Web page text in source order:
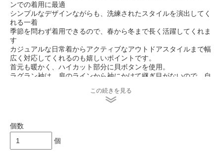
ンでの着用に最適
シンプルなデザインながらも、洗練されたスタイルを演出してく
れる一着
季節を問わず着用できるので、春から冬まで長く活躍してくれま
す
カジュアルな日常着からアクティブなアウトドアスタイルまで幅
広く対応してくれるのも嬉しいポイントです。
首元も暖かく、ハイカット部分に貝ボタンを使用。
ラグラン袖は、肩のラインから袖にかけて継ぎ目がないので、自
＊Indigo製品は、着用時の摩擦や汗でインディゴ染料が落ちやす
です。ご注意下さい。
お洗濯の際は必ず単品洗い、又は色の濃い物と一緒に洗って下さ
い。濡れたまま放置すると他の物に色が移る可能性があります。
この続きを見る
個数
個